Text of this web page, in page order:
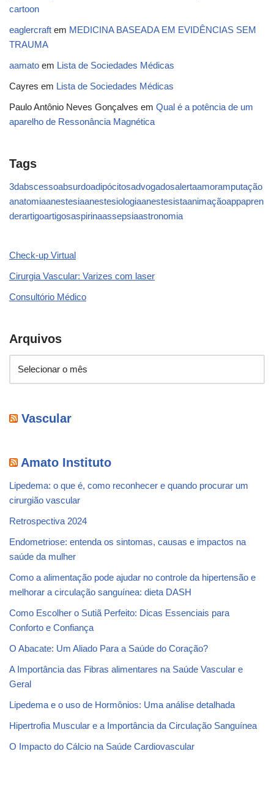
cartoon
eaglercraft em MEDICINA BASEADA EM EVIDÊNCIAS SEM
TRAUMA
aamato em Lista de Sociedades Médicas
Cayres em Lista de Sociedades Médicas
Paulo Antônio Neves Gonçalves em Qual é a potência de um
aparelho de Ressonância Magnética
Tags
3dabscessoabsurdoadipócitosadvogadosalertaamoramputação
anatomiaanestesiaanestesiologiaanestesistaanimaçãoappapren
derartigoartigosaspirinaassepsiaastronomia
Check-up Virtual
Cirurgia Vascular: Varizes com laser
Consultório Médico
Arquivos
Vascular
Amato Instituto
Lipedema: o que é, como reconhecer e quando procurar um
cirurgião vascular
Retrospectiva 2024
Endometriose: entenda os sintomas, causas e impactos na
saúde da mulher
Como a alimentação pode ajudar no controle da hipertensão e
melhorar a circulação sanguínea: dieta DASH
Como Escolher o Sutiã Perfeito: Dicas Essenciais para
Conforto e Confiança
O Abacate: Um Aliado Para a Saúde do Coração?
A Importância das Fibras alimentares na Saúde Vascular e
Geral
Lipedema e o uso de Hormônios: Uma análise detalhada
Hipertrofia Muscular e a Importância da Circulação Sanguínea
O Impacto do Cálcio na Saúde Cardiovascular